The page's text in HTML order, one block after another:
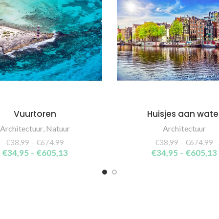
SELECT OPTIONS
Vuurtoren
Architectuur, Natuur
€38,99–€674,99
€34,95 – €605,13
SELECT OPTIONS
Huisjes aan
Architectuur
€38,99–€674,99
€34,95 – €605,13